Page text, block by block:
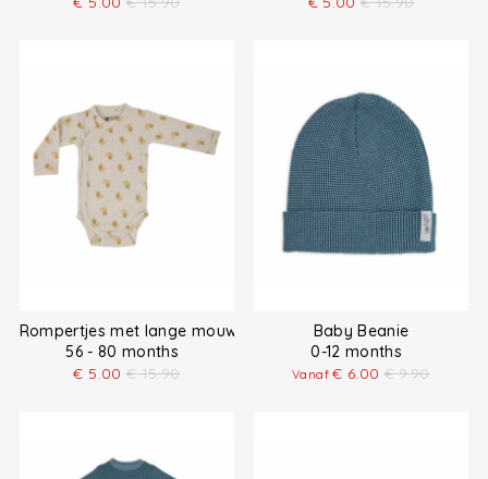
Rompertjes met lange mouw
56 - 80 months
€ 5.00 € 15.90
Baby Beanie
0-12 months
Vanaf€ 6.00 € 9.90